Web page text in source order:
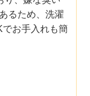
るため、洗濯
お手入れも簡